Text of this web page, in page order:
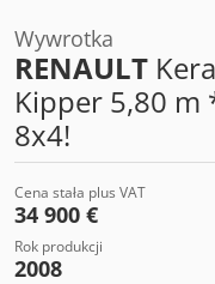
Wywrotka
RENAULT
Kipper 5,80
8x4!
Cena stała plus VAT
34 900 €
Rok produkcji
2008